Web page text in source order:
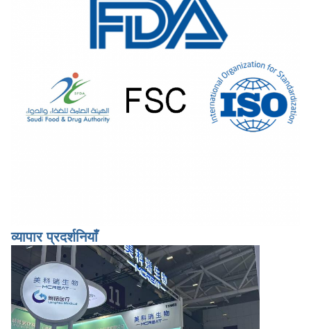
व्यापार प्रदर्शनियाँ